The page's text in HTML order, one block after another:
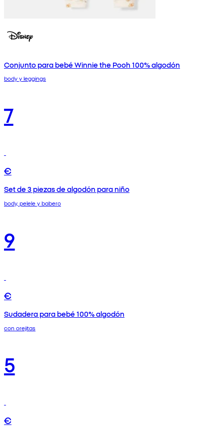
Conjunto para bebé Winnie the Pooh 100% algodón
body y leggings
7
€
Set de 3 piezas de algodón para niño
body, pelele y babero
9
€
Sudadera para bebé 100% algodón
con orejitas
5
€